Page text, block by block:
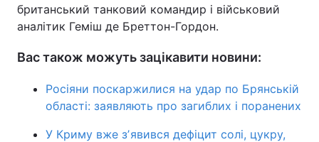
британський танковий командир і військовий
аналітик Геміш де Бреттон-Гордон.
Вас також можуть зацікавити новини:
Росіяни поскаржилися на удар по Брянській
області: заявляють про загиблих і поранених
У Криму вже зʼявився дефіцит солі, цукру,